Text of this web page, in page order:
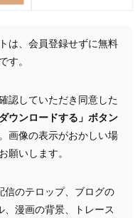
は、会員登録せずに無料
す。
認していただき同意した
ウンロードする」ボタン
画像の表示がおかしい場
願いします。
信のテロップ、ブログの
、漫画の背景、トレース